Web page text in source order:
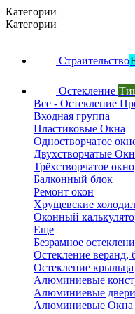
Категории
Категории
Страительство
Остекление
Все - Остекление
Входная группа
Пластиковые Окна
Одностворчатое
Двухстворчатые
Трёхстворчатое окно
Балконный блок
Ремонт окон
Хрущевские
Оконный
Еще
Безрамное
Остекление веранд,
Остекление крыльца
Алюминиевые
Алюминиевые двери
Алюминиевые Окна